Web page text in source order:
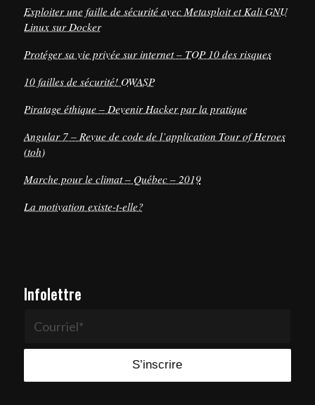
Exploiter une faille de sécurité avec Metasploit et Kali GNU
Linux sur Docker
Protéger sa vie privée sur internet – TOP 10 des risques
10 failles de sécurité! OWASP
Piratage éthique – Devenir Hacker par la pratique
Angular 7 – Revue de code de l’application Tour of Heroes
(toh)
Marche pour le climat – Québec – 2019
La motivation existe-t-elle?
Infolettre